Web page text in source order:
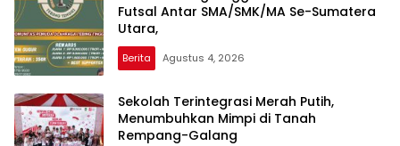
Futsal Antar SMA/SMK/MA Se-Sumatera
Utara,
Berita Agustus 4, 2026
Sekolah Terintegrasi Merah Putih,
Menumbuhkan Mimpi di Tanah
Rempang-Galang